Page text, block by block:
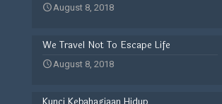
August 8, 2018
We Travel Not To Escape Life
August 8, 2018